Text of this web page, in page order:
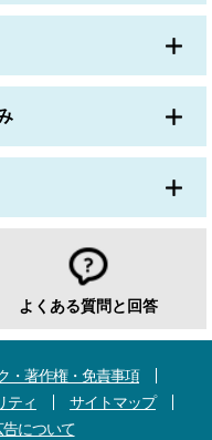
よくある質問と回答
・著作権・免責事項
ティ
サイトマップ
について